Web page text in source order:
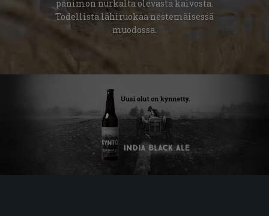
panimon nurkalta olevasta kaivosta.
Todellista lähiruokaa nestemäisessä
muodossa.